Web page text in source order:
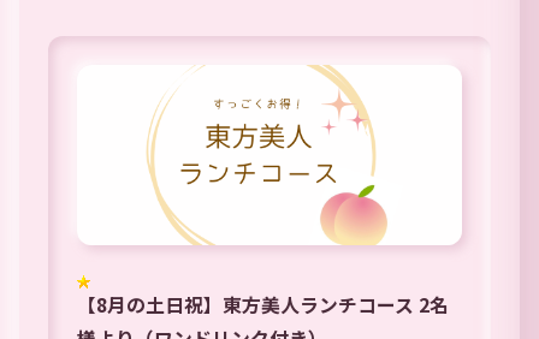
【8月の土日祝】東方美人ランチコース 2名